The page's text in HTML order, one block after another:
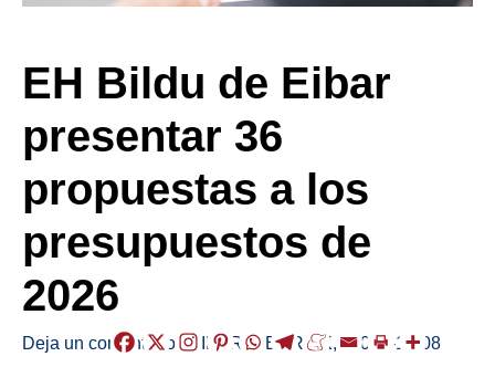
EH Bildu de Eibar
presentar 36
propuestas a los
presupuestos de
2026
Deja un comentario /EIBAR ,HERRIAK,/2025-12-08